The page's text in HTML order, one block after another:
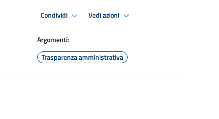
Condividi Vedi azioni
Argomenti:
Trasparenza amministrativa